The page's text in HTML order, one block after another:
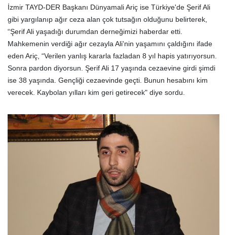
İzmir TAYD-DER Başkanı Dünyamali Ariç ise Türkiye'de Şerif Ali
gibi yargılanıp ağır ceza alan çok tutsağın olduğunu belirterek,
“Şerif Ali yaşadığı durumdan derneğimizi haberdar etti.
Mahkemenin verdiği ağır cezayla Ali'nin yaşamını çaldığını ifade
eden Ariç, “Verilen yanlış kararla fazladan 8 yıl hapis yatırıyorsun.
Sonra pardon diyorsun. Şerif Ali 17 yaşında cezaevine girdi şimdi
ise 38 yaşında. Gençliği cezaevinde geçti. Bunun hesabını kim
verecek. Kaybolan yılları kim geri getirecek" diye sordu.